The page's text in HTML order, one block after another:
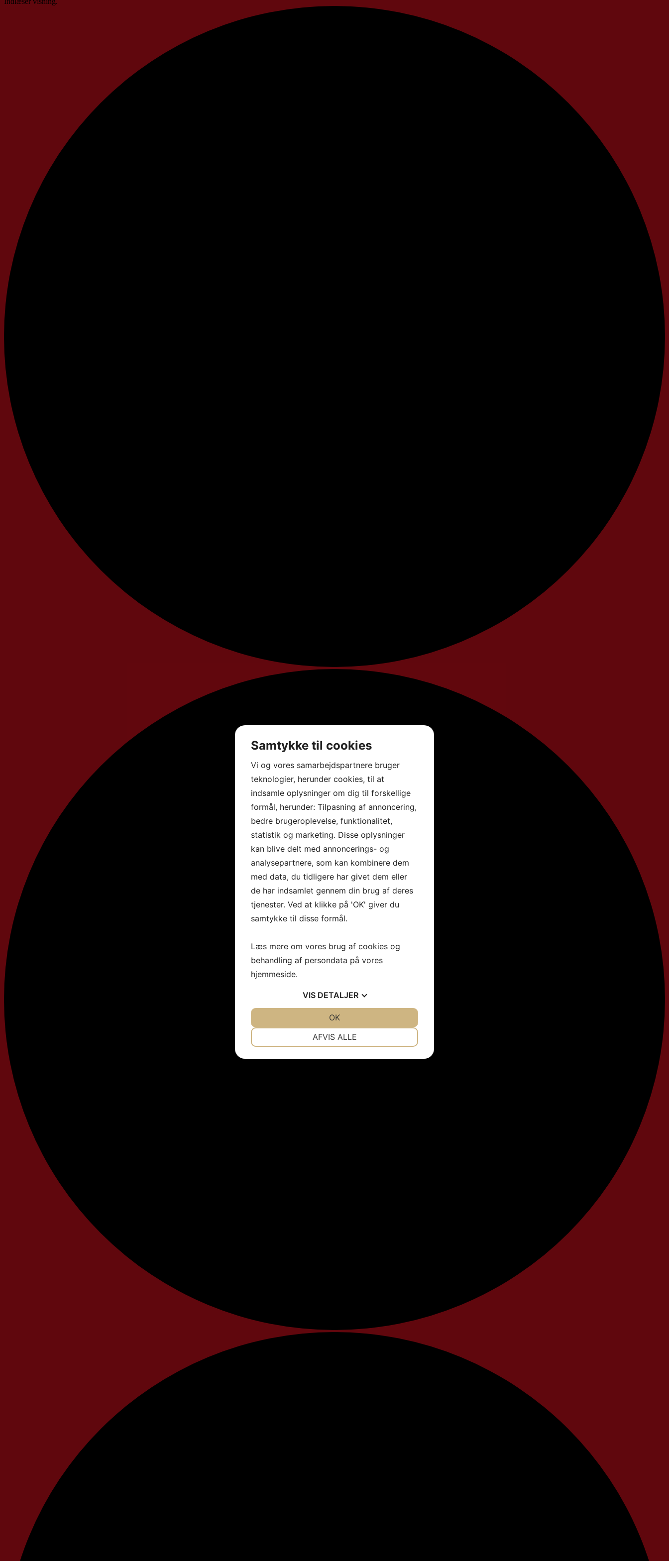
Samtykke til cookies
Vi og vores samarbejdspartnere bruger
teknologier, herunder cookies, til at
indsamle oplysninger om dig til forskellige
formål, herunder: Tilpasning af annoncering,
bedre brugeroplevelse, funktionalitet,
statistik og marketing. Disse oplysninger
kan blive delt med annoncerings- og
analysepartnere, som kan kombinere dem
med data, du tidligere har givet dem eller
de har indsamlet gennem din brug af deres
tjenester. Ved at klikke på 'OK' giver du
samtykke til disse formål.
Læs mere om vores brug af cookies og
behandling af persondata på vores
hjemmeside.
VIS DETALJER
AFVIS ALLE
OK